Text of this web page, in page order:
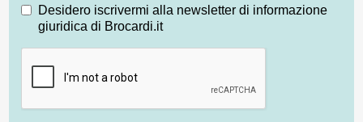
Desidero iscrivermi alla newsletter di informazione
giuridica di Brocardi.it